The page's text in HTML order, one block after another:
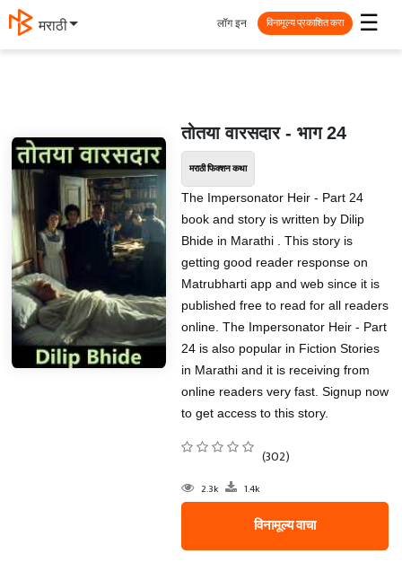
मराठी ☰
लॉग इन विनामूल्य प्रकाशित करा
तोतया वारसदार - भाग 24
मराठी फिक्शन कथा
The Impersonator Heir - Part 24
book and story is written by Dilip
Bhide in Marathi . This story is
getting good reader response on
Matrubharti app and web since it is
published free to read for all readers
online. The Impersonator Heir - Part
24 is also popular in Fiction Stories
in Marathi and it is receiving from
online readers very fast. Signup now
to get access to this story.
(302)
2.3k 1.4k
विनामूल्य वाचा